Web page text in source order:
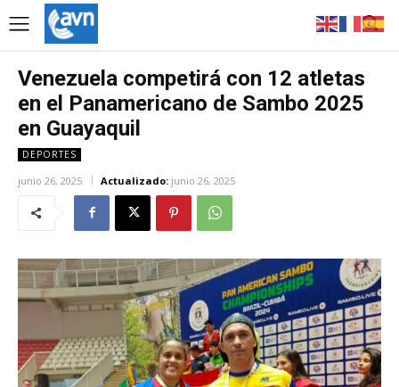
Venezuela competirá con 12 atletas
en el Panamericano de Sambo 2025
en Guayaquil
DEPORTES
junio 26, 2025 Actualizado: junio 26, 2025